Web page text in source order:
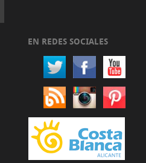
EN REDES SOCIALES